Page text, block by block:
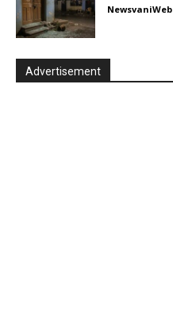
NewsvaniWeb
Advertisement